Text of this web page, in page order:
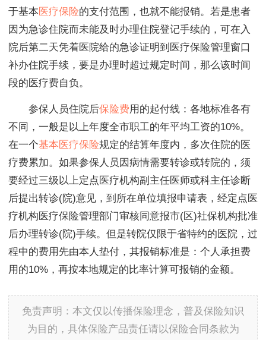
于基本医疗保险的支付范围，也就不能报销。若是患者
因为急诊住院而未能及时办理住院登记手续的，可在入
院后第二天凭着医院给的急诊证明到医疗保险管理窗口
补办住院手续，要是办理时超过规定时间，那么该时间
段的医疗费自负。
参保人员住院后保险费用的起付线：各地标准各有
不同，一般是以上年度全市职工的年平均工资的10%。
在一个基本医疗保险规定的结算年度内，多次住院的医
疗费累加。如果参保人员因病情需要转诊或转院的，须
要经过三级以上定点医疗机构副主任医师或科主任诊断
后提出转诊(院)意见，到所在单位填报申请表，经定点医
疗机构医疗保险管理部门审核同意报市(区)社保机构批准
后办理转诊(院)手续。但是转院仅限于省特约的医院，过
程中的费用先由本人垫付，其报销标准是：个人承担费
用的10%，再按本地规定的比率计算可报销的金额。
免责声明：本文仅以传播保险理念，普及保险知识
为目的，具体保险产品责任请以保险合同条款为